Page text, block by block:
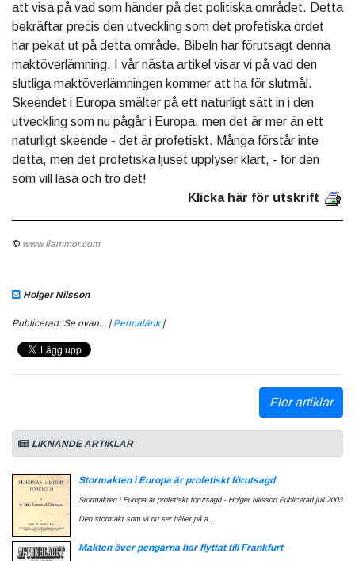
att visa på vad som händer på det politiska området. Detta
bekräftar precis den utveckling som det profetiska ordet
har pekat ut på detta område. Bibeln har förutsagt denna
maktöverlämning. I vår nästa artikel visar vi på vad den
slutliga maktöverlämningen kommer att ha för slutmål.
Skeendet i Europa smälter på ett naturligt sätt in i den
utveckling som nu pågår i Europa, men det är mer än ett
naturligt skeende - det är profetiskt. Många förstår inte
detta, men det profetiska ljuset upplyser klart, - för den
som vill läsa och tro det!
Klicka här för utskrift
© www.flammor.com
Holger Nilsson
Publicerad: Se ovan... | Permalänk|
Fler artiklar
LIKNANDE ARTIKLAR
Stormakten i Europa är profetiskt förutsagd
Stormakten i Europa är profetiskt förutsagd - Holger Nilsson Publicerad juli 2003
Den stormakt som vi nu ser håller på a...
Makten över pengarna har flyttat till Frankfurt